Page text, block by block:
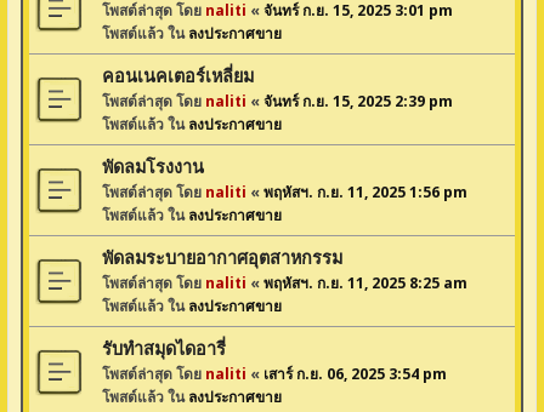
โพสต์ล่าสุด โดย naliti «จันทร์ ก.ย. 15, 2025 3:01 pm
โพสต์แล้ว ในลงประกาศขาย
คอนเนคเตอร์เหลี่ยม
โพสต์ล่าสุด โดย naliti «จันทร์ ก.ย. 15, 2025 2:39 pm
โพสต์แล้ว ในลงประกาศขาย
พัดลมโรงงาน
โพสต์ล่าสุด โดย naliti «พฤหัสฯ. ก.ย. 11, 2025 1:56 pm
โพสต์แล้ว ในลงประกาศขาย
พัดลมระบายอากาศอุตสาหกรรม
โพสต์ล่าสุด โดย naliti «พฤหัสฯ. ก.ย. 11, 2025 8:25 am
โพสต์แล้ว ในลงประกาศขาย
รับทำสมุดไดอารี่
โพสต์ล่าสุด โดย naliti « เสาร์ ก.ย. 06, 2025 3:54 pm
โพสต์แล้ว ในลงประกาศขาย